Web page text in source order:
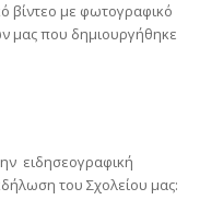
βίντεο με φωτογραφικό
μας που δημιουργήθηκε
ειδησεογραφική
του Σχολείου μας: